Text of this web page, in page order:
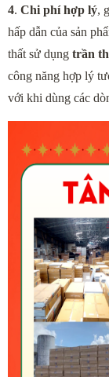
4. Chi phí hợp lý,
hấp dẫn của sản
thất sử dụng trần
công năng hợp lý
với khi dùng các